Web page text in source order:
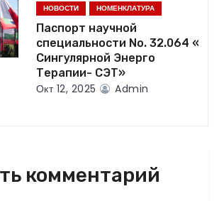
НОВОСТИ НОМЕНКЛАТУРА
Паспорт научной
специальности No. 32.064 «
Сингулярной Энерго
Терапии- СЭТ»
Окт 12, 2025 Admin
комментарий